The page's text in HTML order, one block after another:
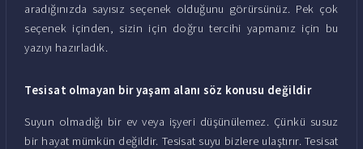
aradığınızda sayısız seçenek olduğunu görürsünüz. Pek çok
seçenek içinden, sizin için doğru tercihi yapmanız için bu
yazıyı hazırladık.
Tesisat olmayan bir yaşam alanı söz konusu değildir
Suyun olmadığı bir ev veya işyeri düşünülemez. Çünkü susuz
bir hayat mümkün değildir. Tesisat suyu bizlere ulaştırır. Tesisat